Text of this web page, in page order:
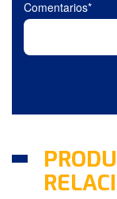
Comentarios*